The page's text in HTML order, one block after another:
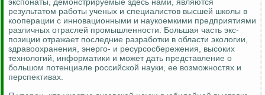
результатом работы ученых и специалистов высшей школы в
кооперации с инновационными и наукоемкими предприятиями
различных отраслей промышленности. Большая часть экс-
позиции отражает последние разработки в области экологии,
здравоохранения, энерго- и ресурсосбережения, высоких
технологий, информатики и может дать представление о
большом потенциале российской науки, ее возможностях и
перспективах.